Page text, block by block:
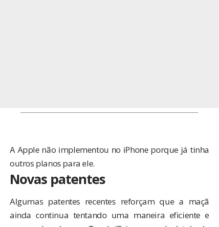
A Apple não implementou no iPhone porque já tinha
outros planos para ele.
Novas patentes
Algumas patentes recentes reforçam que a maçã
ainda continua tentando uma maneira eficiente e